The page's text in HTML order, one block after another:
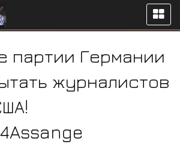
партии Германии
журналистов